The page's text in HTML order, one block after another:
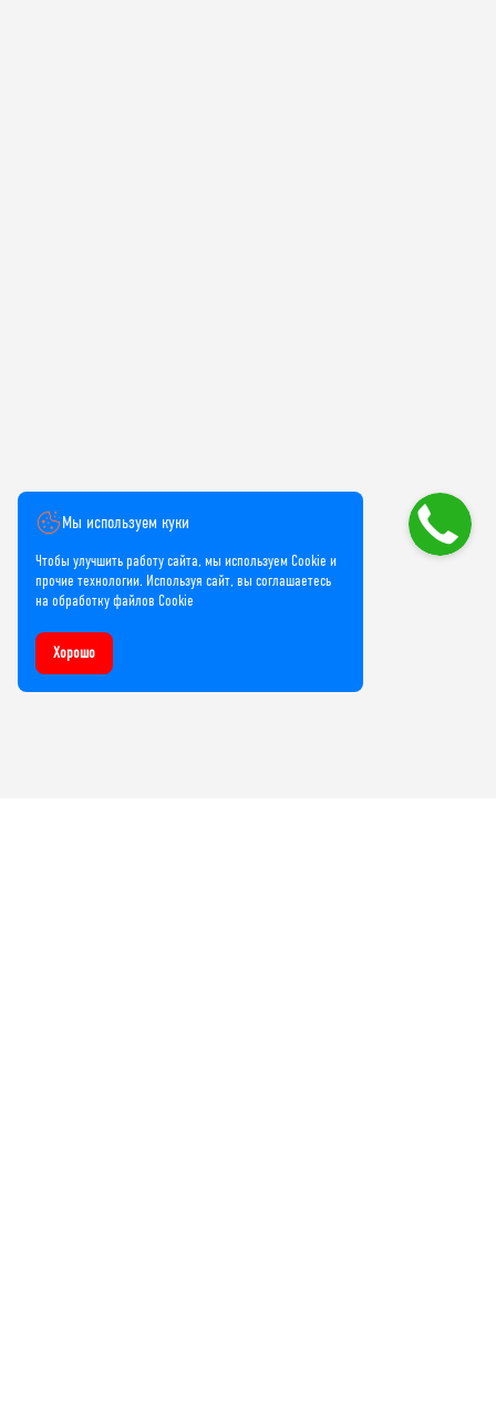
Мы используем куки
Чтобы улучшить работу сайта, мы используем Cookie и
прочие технологии. Используя сайт, вы соглашаетесь
на обработку файлов Cookie
Хорошо